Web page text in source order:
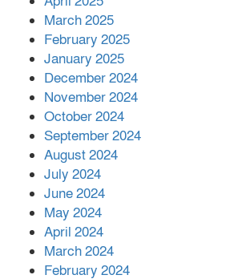
সহায়তা দিলেন সাচিং
March 2025
February 2025
January 2025
December 2024
November 2024
October 2024
September 2024
August 2024
July 2024
June 2024
May 2024
April 2024
March 2024
February 2024